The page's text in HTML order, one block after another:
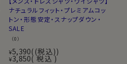
ナチュラルフィット・プレミアムコッ
トン・形態安定・スナップダウン・
SALE
（0）
¥5,390 (税込)
¥3,850 税込